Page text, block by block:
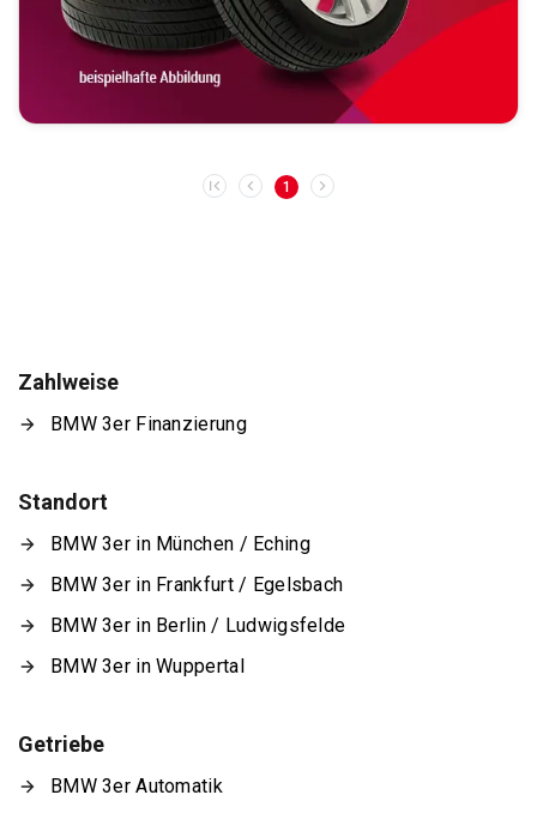
1
Zahlweise
BMW 3er Finanzierung
Standort
BMW 3er in München / Eching
BMW 3er in Frankfurt / Egelsbach
BMW 3er in Berlin / Ludwigsfelde
BMW 3er in Wuppertal
Getriebe
BMW 3er Automatik